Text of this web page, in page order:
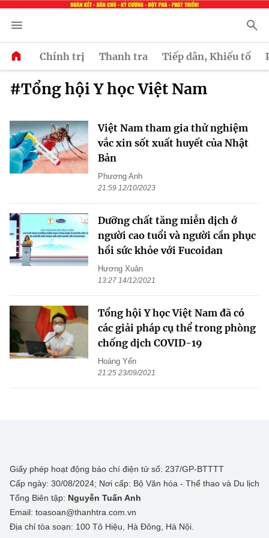
Chính trị Thanh tra Tiếp dân, Khiếu tố
#Tổng hội Y học Việt Nam
Việt Nam tham gia thử nghiệm
vắc xin sốt xuất huyết của Nhật
Bản
Phương Anh
21:59 12/10/2023
Dưỡng chất tăng miễn dịch ớ
người cao tuổi và người cần phục
hồi sức khỏe với Fucoidan
Hương Xuân
13:27 14/12/2021
Tổng hội Y học Việt Nam đã có
các giải pháp cụ thể trong phòng
chống dịch COVID-19
Hoàng Yến
21:25 23/09/2021
Giấy phép hoạt động báo chí điện tử số: 237/GP-BTTTT
Cấp ngày: 30/08/2024; Nơi cấp: Bộ Văn hóa - Thể thao và Du lịch
Tổng Biên tập: Nguyễn Tuấn Anh
Email: toasoan@thanhtra.com.vn
Địa chỉ tòa soạn: 100 Tô Hiệu, Hà Đông, Hà Nội.